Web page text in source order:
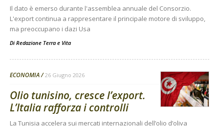
Il dato è emerso durante l'assemblea annuale del Consorzio.
L'export continua a rappresentare il principale motore di sviluppo,
ma preoccupano i dazi Usa
Di Redazione Terra e Vita
ECONOMIA 26 Giugno 2026
Olio tunisino, cresce l’export.
L’Italia rafforza i controlli
La Tunisia accelera sui mercati internazionali dell’olio d’oliva